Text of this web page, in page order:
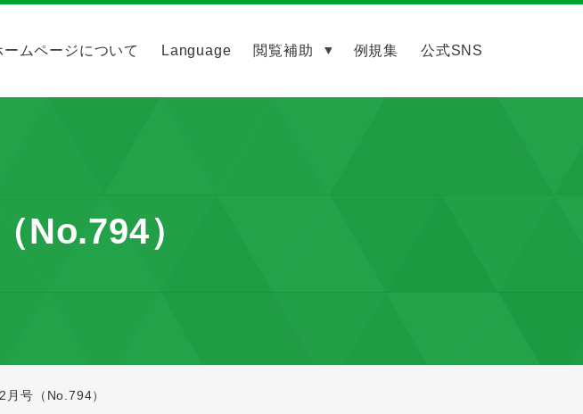
ームページについて Language 閲覧補助 例規集 公式SNS
No.794）
月号（No.794）